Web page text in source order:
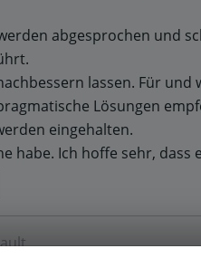
abgesprochen und
lassen. Für und
Lösungen
eingehalten.
habe. Ich hoffe sehr, dass